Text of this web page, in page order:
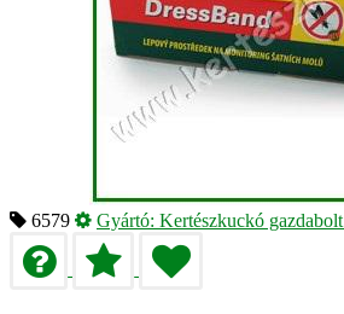
6579 Gyártó: Kertészkuckó gazdabolt